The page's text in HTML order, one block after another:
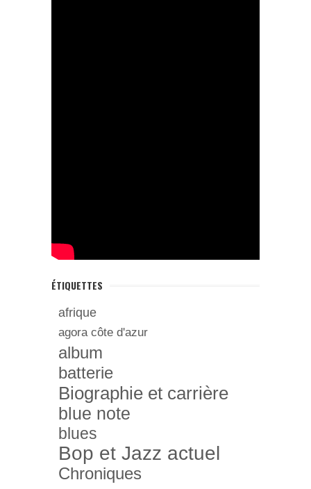
ÉTIQUETTES
afrique
agora côte d'azur
album
batterie
Biographie et carrière
blue note
blues
Bop et Jazz actuel
Chroniques